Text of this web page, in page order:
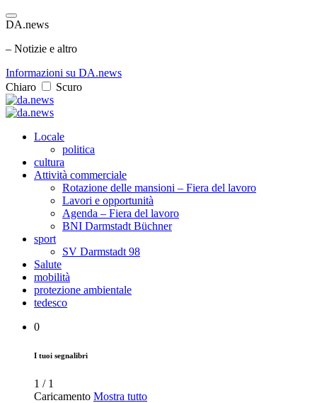
DA.news
– Notizie e altro
Informazioni su DA.news
Chiaro
Scuro
Locale
politica
cultura
Attività commerciale
Rotazione delle mansioni – Fiera del lavoro
Lavori e opportunità
Agenda – Fiera del lavoro
BNI Darmstadt Büchner
sport
SV Darmstadt 98
Salute
mobilità
protezione ambientale
tedesco
0
I tuoi segnalibri
1 / 1
Caricamento Mostra tutto